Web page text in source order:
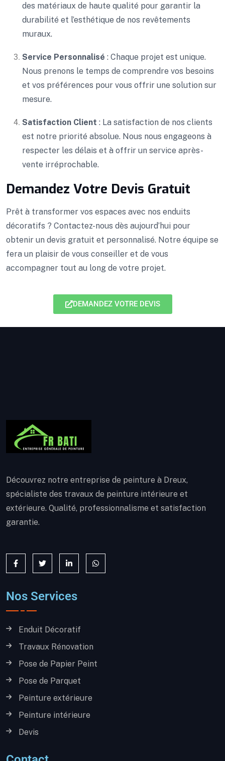
des matériaux de haute qualité pour garantir la
durabilité et l’esthétique de nos revêtements
muraux.
Service Personnalisé : Chaque projet est unique.
Nous prenons le temps de comprendre vos besoins
et vos préférences pour vous offrir une solution sur
mesure.
Satisfaction Client : La satisfaction de nos clients
est notre priorité absolue. Nous nous engageons à
respecter les délais et à offrir un service après-
vente irréprochable.
Demandez Votre Devis Gratuit
Prêt à transformer vos espaces avec nos enduits
décoratifs ? Contactez-nous dès aujourd’hui pour
obtenir un devis gratuit et personnalisé. Notre équipe se
fera un plaisir de vous conseiller et de vous
accompagner tout au long de votre projet.
DEMANDEZ VOTRE DEVIS
Découvrez notre entreprise de peinture à Dreux,
spécialiste des travaux de peinture intérieure et
extérieure. Qualité, professionnalisme et satisfaction
garantie.
Nos Services
Enduit Décoratif
Travaux Rénovation
Pose de Papier Peint
Pose de Parquet
Peinture extérieure
Peinture intérieure
Devis